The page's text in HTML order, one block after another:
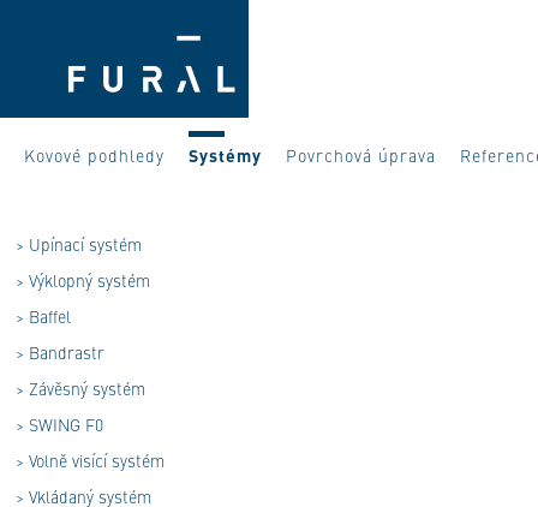
Kovové podhledy Systémy Povrchová úprava
> Upínací systém
> Výklopný systém
> Baffel
> Bandrastr
> Závěsný systém
> SWING F0
> Volně visící systém
> Vkládaný systém